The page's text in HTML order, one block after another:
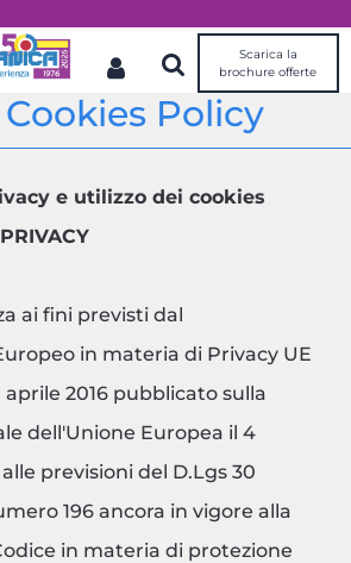
Scarica la
brochure offerte
Policy
e utilizzo dei cookies
ai fini previsti dal
in materia di Privacy UE
aprile 2016 pubblicato sulla
dell'Unione Europea il 4
previsioni del D.Lgs 30
196 ancora in vigore alla
in materia di protezione